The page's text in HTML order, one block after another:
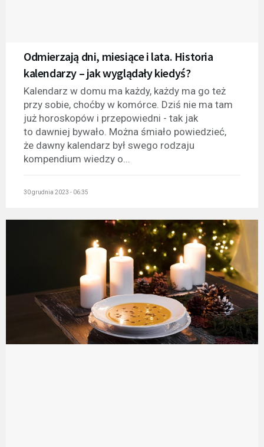
Odmierzają dni, miesiące i lata. Historia
kalendarzy – jak wyglądały kiedyś?
Kalendarz w domu ma każdy, każdy ma go też
przy sobie, choćby w komórce. Dziś nie ma tam
już horoskopów i przepowiedni - tak jak
to dawniej bywało. Można śmiało powiedzieć,
że dawny kalendarz był swego rodzaju
kompendium wiedzy o...
30 grudnia 2023 - 06:35